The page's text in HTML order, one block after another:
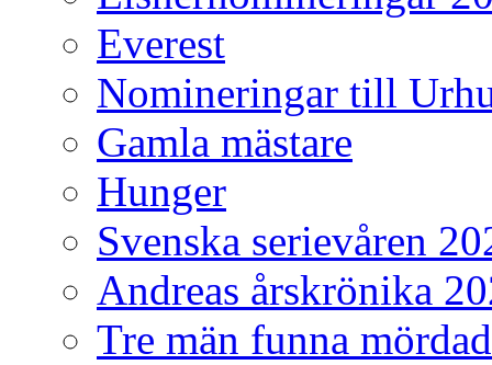
Everest
Nomineringar till
Gamla mästare
Hunger
Svenska serievåren
Andreas årskrönika
Tre män funna